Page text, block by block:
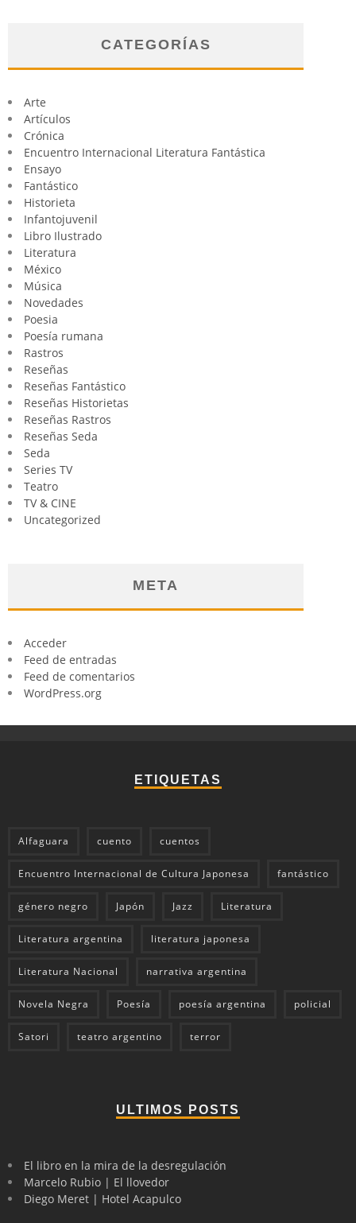
CATEGORÍAS
Arte
Artículos
Crónica
Encuentro Internacional Literatura Fantástica
Ensayo
Fantástico
Historieta
Infantojuvenil
Libro Ilustrado
Literatura
México
Música
Novedades
Poesia
Poesía rumana
Rastros
Reseñas
Reseñas Fantástico
Reseñas Historietas
Reseñas Rastros
Reseñas Seda
Seda
Series TV
Teatro
TV & CINE
Uncategorized
META
Acceder
Feed de entradas
Feed de comentarios
WordPress.org
ETIQUETAS
Alfaguara cuento cuentos
Encuentro Internacional de Cultura Japonesa fantástico
género negro Japón Jazz Literatura
Literatura argentina literatura japonesa
Literatura Nacional narrativa argentina
Novela Negra Poesía poesía argentina policial
Satori teatro argentino terror
ULTIMOS POSTS
El libro en la mira de la desregulación
Marcelo Rubio | El llovedor
Diego Meret | Hotel Acapulco